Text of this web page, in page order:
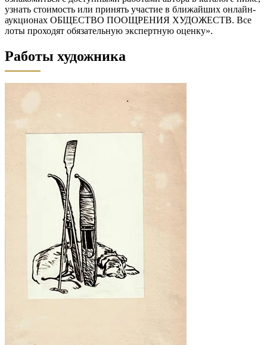
узнать стоимость или принять участие в ближайших онлайн-
аукционах ОБЩЕСТВО ПООЩРЕНИЯ ХУДОЖЕСТВ. Все
лоты проходят обязательную экспертную оценку».
Работы художника